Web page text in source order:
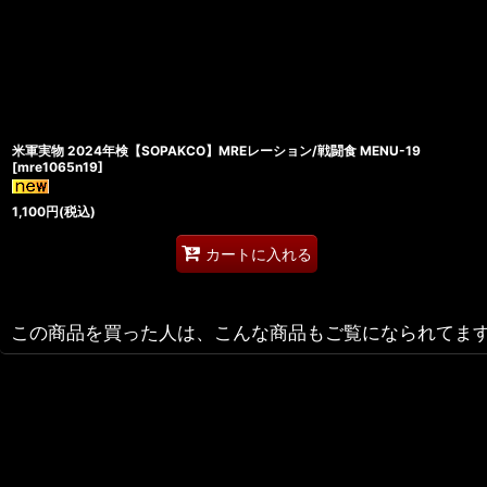
米軍実物 2024年検【SOPAKCO】MREレーション/戦闘食 MENU-19
[mre1065n19]
1,100円(税込)
カートに入れる
この商品を買った人は、こんな商品もご覧になられてま